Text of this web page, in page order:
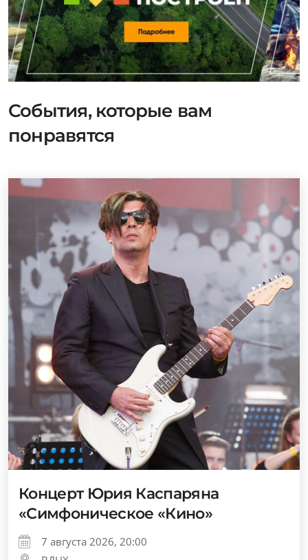
События, которые вам
понравятся
Концерт Юрия Каспаряна
«Симфоническое «Кино»
7 августа 2026, 20:00